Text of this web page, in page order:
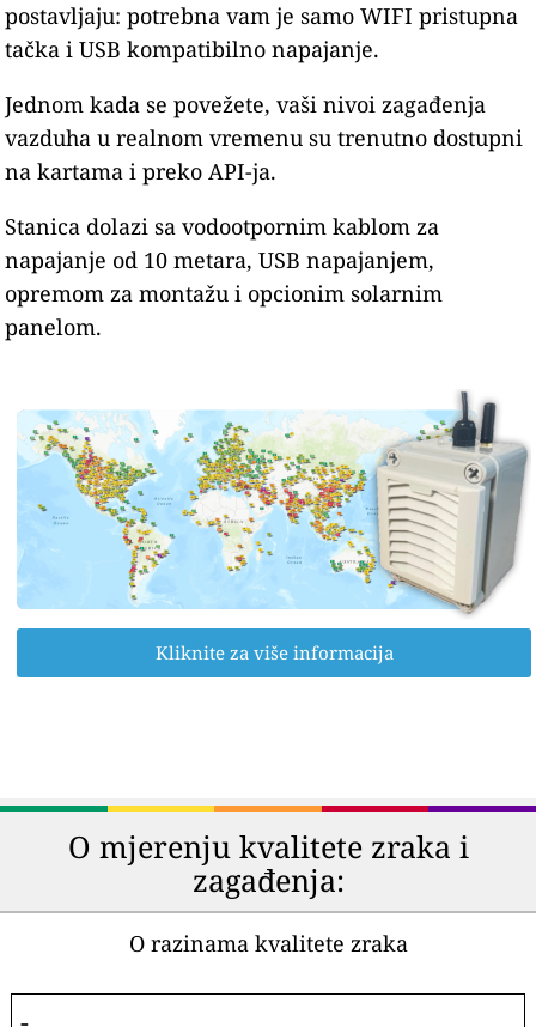
postavljaju: potrebna vam je samo WIFI pristupna
tačka i USB kompatibilno napajanje.
Jednom kada se povežete, vaši nivoi zagađenja
vazduha u realnom vremenu su trenutno dostupni
na kartama i preko API-ja.
Stanica dolazi sa vodootpornim kablom za
napajanje od 10 metara, USB napajanjem,
opremom za montažu i opcionim solarnim
panelom.
Kliknite za više informacija
O mjerenju kvalitete zraka i
zagađenja:
O razinama kvalitete zraka